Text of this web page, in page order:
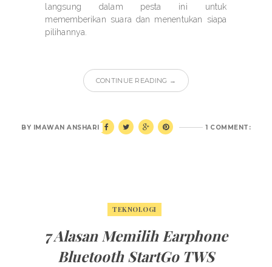
langsung dalam pesta ini untuk
mememberikan suara dan menentukan siapa
pilihannya.
CONTINUE READING →
1 COMMENT:
BY IMAWAN ANSHARI
TEKNOLOGI
7 Alasan Memilih Earphone
Bluetooth StartGo TWS